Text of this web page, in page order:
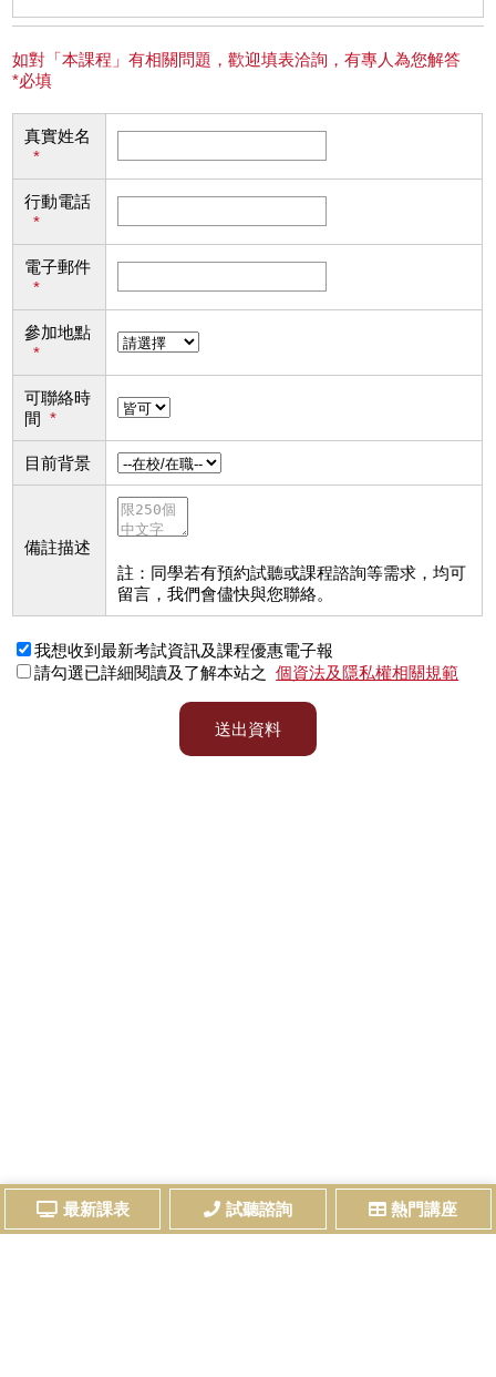
最新課表 試聽諮詢 熱門講座
如對「本課程」有相關問題，歡迎填表洽詢，有專人為您解答
*必填
真實姓名
*
行動電話
*
電子郵件
*
參加地點
*
可聯絡時
間 *
目前背景
備註描述
註：同學若有預約試聽或課程諮詢等需求，均可
留言，我們會儘快與您聯絡。
我想收到最新考試資訊及課程優惠電子報
請勾選已詳細閱讀及了解本站之
個資法及隱私權相關規範
送出資料